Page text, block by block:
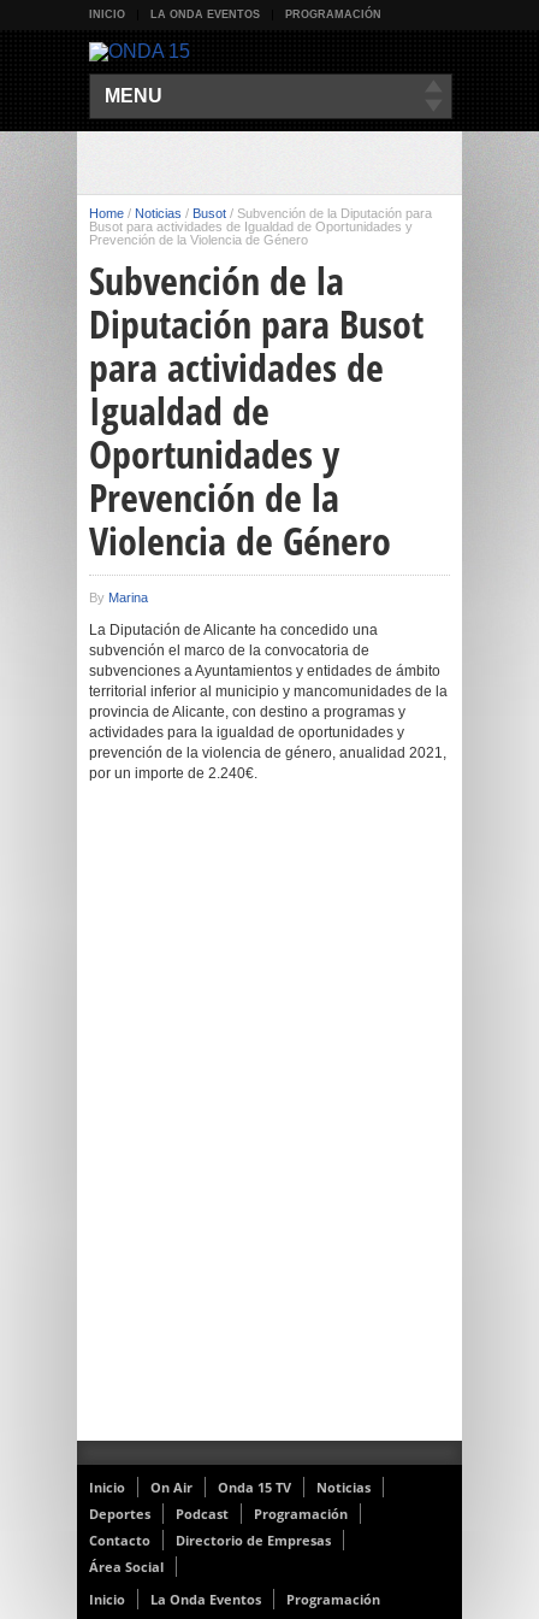
INICIO LA ONDA EVENTOS PROGRAMACIÓN
MENU
Home / Noticias / Busot / Subvención de la Diputación para
Busot para actividades de Igualdad de Oportunidades y
Prevención de la Violencia de Género
Subvención de la
Diputación para Busot
para actividades de
Igualdad de
Oportunidades y
Prevención de la
Violencia de Género
By Marina
La Diputación de Alicante ha concedido una
subvención el marco de la convocatoria de
subvenciones a Ayuntamientos y entidades de ámbito
territorial inferior al municipio y mancomunidades de la
provincia de Alicante, con destino a programas y
actividades para la igualdad de oportunidades y
prevención de la violencia de género, anualidad 2021,
por un importe de 2.240€.
Inicio On Air Onda 15 TV
Noticias
Deportes
Podcast
Programación
Contacto
Directorio de Empresas
Área Social
Inicio
La Onda Eventos Programación